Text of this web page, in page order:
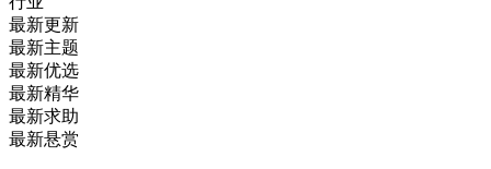
最新更新
最新主题
最新优选
最新精华
最新求助
最新悬赏